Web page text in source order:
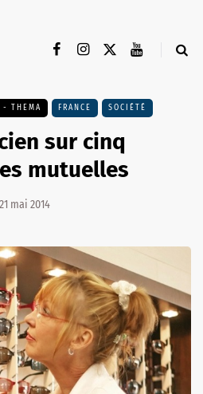
- THEMA FRANCE SOCIÉTÉ
sur cinq
mutuelles
21 mai 2014